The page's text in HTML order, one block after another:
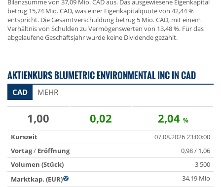
Bilanzsumme von 37,09 Mio. CAD aus. Das ausgewiesene Eigenkapital
betrug 15,74 Mio. CAD, was einer Eigenkapitalquote von 42,44 %
entspricht. Die Gesamtverschuldung betrug 5 Mio. CAD, mit einem
Verhältnis von Schulden zu Vermögenswerten von 13,48 %. Für das
abgelaufene Geschäftsjahr wurde keine Dividende gezahlt.
AKTIENKURS BLUMETRIC ENVIRONMENTAL INC IN CAD
CAD MEHR
1,00 0,02 2,04 %
Kurszeit
07.08.2026 23:00:00
Vortag/ Eröffnung
0,98 / 1,06
Volumen (Stück)
3 500
Marktkap. (EUR)
34,19 Mio